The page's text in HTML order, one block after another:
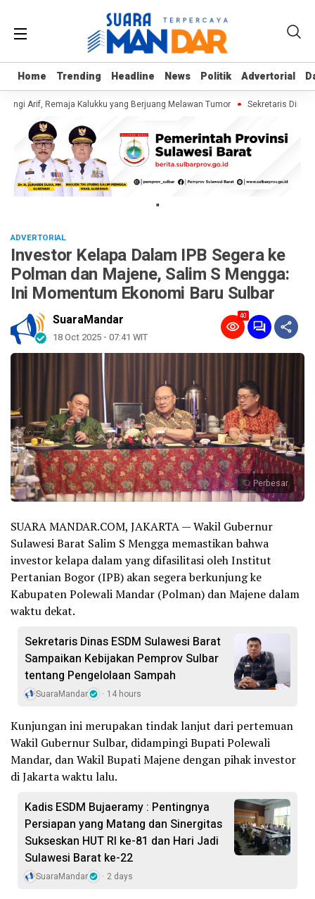
Home Trending Headline News Politik Advertorial
Home Trending Headline News Politik Advertorial
Arif, Remaja Kalukku yang Berjuang Melawan Tumor Sekretaris Dinas
"
ADVERTORIAL
Investor Kelapa Dalam IPB Segera ke
Polman dan Majene, Salim S Mengga:
Ini Momentum Ekonomi Baru Sulbar
SuaraMandar
18 Oct 2025 - 07:41 WIT
40
Perbesar
SUARA MANDAR.COM, JAKARTA — Wakil Gubernur
Sulawesi Barat Salim S Mengga memastikan bahwa
investor kelapa dalam yang difasilitasi oleh Institut
Pertanian Bogor (IPB) akan segera berkunjung ke
Kabupaten Polewali Mandar (Polman) dan Majene dalam
waktu dekat.
Sekretaris Dinas ESDM Sulawesi Barat
Sampaikan Kebijakan Pemprov Sulbar
tentang Pengelolaan Sampah
SuaraMandar 14 hours
Kunjungan ini merupakan tindak lanjut dari pertemuan
Wakil Gubernur Sulbar, didampingi Bupati Polewali
Mandar, dan Wakil Bupati Majene dengan pihak investor
di Jakarta waktu lalu.
Kadis ESDM Bujaeramy : Pentingnya
Persiapan yang Matang dan Sinergitas
Sukseskan HUT RI ke-81 dan Hari Jadi
Sulawesi Barat ke-22
SuaraMandar 2 days